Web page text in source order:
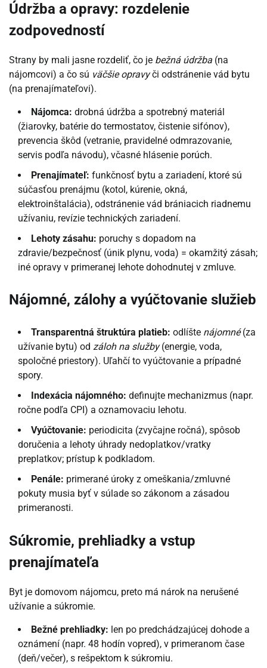
Údržba a opravy: rozdelenie
zodpovedností
Strany by mali jasne rozdeliť, čo je bežná údržba (na
nájomcovi) a čo sú väčšie opravyči odstránenie vád bytu
(na prenajímateľovi).
Nájomca: drobná údržba a spotrebný materiál
(žiarovky, batérie do termostatov, čistenie sifónov),
prevencia škôd (vetranie, pravidelné odmrazovanie,
servis podľa návodu), včasné hlásenie porúch.
Prenajímateľ: funkčnosť bytu a zariadení, ktoré sú
súčasťou prenájmu (kotol, kúrenie, okná,
elektroinštalácia), odstránenie vád brániacich riadnemu
užívaniu, revízie technických zariadení.
Lehoty zásahu: poruchy s dopadom na
zdravie/bezpečnosť (únik plynu, voda) = okamžitý zásah;
iné opravy v primeranej lehote dohodnutej v zmluve.
Nájomné, zálohy a vyúčtovanie služieb
Transparentná štruktúra platieb: odlíšte nájomné(za
užívanie bytu) od záloh na služby(energie, voda,
spoločné priestory). Uľahčí to vyúčtovanie a prípadné
spory.
Indexácia nájomného: definujte mechanizmus (napr.
ročne podľa CPI) a oznamovaciu lehotu.
Vyúčtovanie: periodicita (zvyčajne ročná), spôsob
doručenia a lehoty úhrady nedoplatkov/vratky
preplatkov; prístup k podkladom.
Penále: primerané úroky z omeškania/zmluvné
pokuty musia byť v súlade so zákonom a zásadou
primeranosti.
Súkromie, prehliadky a vstup
prenajímateľa
Byt je domovom nájomcu, preto má nárok na nerušené
užívanie a súkromie.
Bežné prehliadky: len po predchádzajúcej dohode a
oznámení (napr. 48 hodín vopred), v primeranom čase
(deň/večer), s rešpektom k súkromiu.